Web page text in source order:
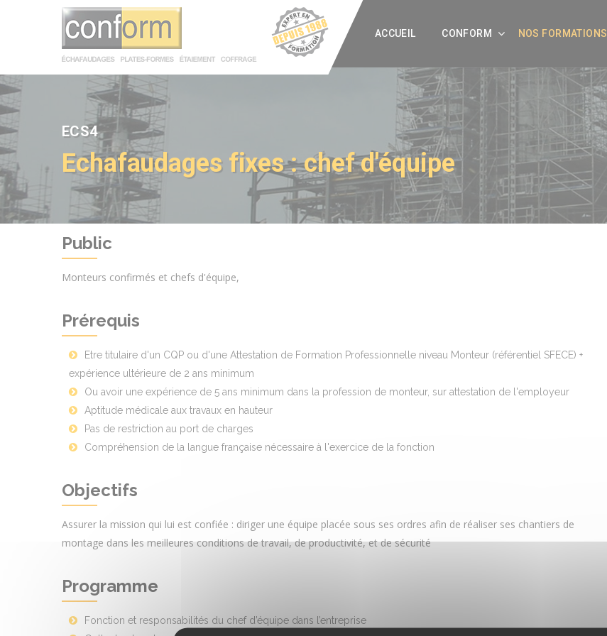
ACCUEIL CONFORM NOS FORMATIONS
ECS4
Echafaudages fixes : chef d'équipe
Public
Monteurs confirmés et chefs d'équipe,
Prérequis
Etre titulaire d'un CQP ou d'une Attestation de Formation Professionnelle niveau Monteur (référentiel SFECE) +
expérience ultérieure de 2 ans minimum
Ou avoir une expérience de 5 ans minimum dans la profession de monteur, sur attestation de l'employeur
Aptitude médicale aux travaux en hauteur
Pas de restriction au port de charges
Compréhension de la langue française nécessaire à l'exercice de la fonction
Objectifs
Assurer la mission qui lui est confiée : diriger une équipe placée sous ses ordres afin de réaliser ses chantiers de
montage dans les meilleures conditions de travail, de productivité, et de sécurité
Programme
Fonction et responsabilités du chef d’équipe dans l’entreprise
Panneau de gestion des cookies